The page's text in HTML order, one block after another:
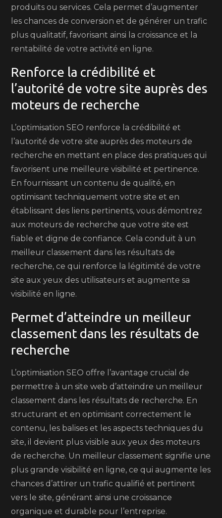
produits ou services. Cela permet d’augmenter
les chances de conversion et de générer un trafic
plus qualitatif, favorisant ainsi la croissance et la
rentabilité de votre activité en ligne.
Renforce la crédibilité et
l’autorité de votre site auprès des
moteurs de recherche
L’optimisation SEO renforce la crédibilité et
l’autorité de votre site auprès des moteurs de
recherche en mettant en place des pratiques qui
favorisent une meilleure visibilité et pertinence.
En fournissant un contenu de qualité, en
optimisant techniquement votre site et en
établissant des liens pertinents, vous démontrez
aux moteurs de recherche que votre site est
fiable et digne de confiance. Cela conduit à un
meilleur classement dans les résultats de
recherche, ce qui renforce la légitimité de votre
site aux yeux des utilisateurs et augmente sa
visibilité en ligne.
Permet d’atteindre un meilleur
classement dans les résultats de
recherche
L’optimisation SEO offre l’avantage crucial de
permettre à un site web d’atteindre un meilleur
classement dans les résultats de recherche. En
structurant et en optimisant correctement le
contenu, les balises et les aspects techniques du
site, il devient plus visible aux yeux des moteurs
de recherche. Un meilleur classement signifie une
plus grande visibilité en ligne, ce qui augmente les
chances d’attirer un trafic qualifié et pertinent
vers le site, générant ainsi une croissance
organique et durable pour l’entreprise.